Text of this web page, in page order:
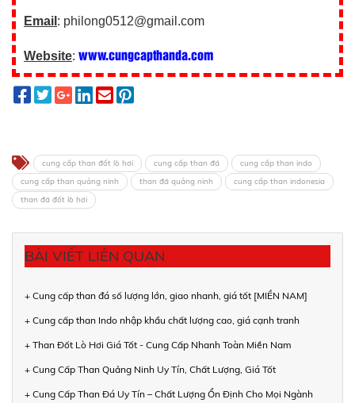
Email : philong0512@gmail.com
Website: www.cungcapthanda.com
cung cấp than đốt lò hơi cung cấp than đá
cung cấp than indo
cung cấp than quảng ninh
than đá quảng ninh
cung cấp than indonesia
than đá đốt lò hơi
BÀI VIẾT LIÊN QUAN
+ Cung cấp than đá số lượng lớn, giao nhanh, giá tốt [MIỀN NAM]
+ Cung cấp than Indo nhập khẩu chất lượng cao, giá cạnh tranh
+ Than Đốt Lò Hơi Giá Tốt - Cung Cấp Nhanh Toàn Miền Nam
+ Cung Cấp Than Quảng Ninh Uy Tín, Chất Lượng, Giá Tốt
+ Cung Cấp Than Đá Uy Tín – Chất Lượng Ổn Định Cho Mọi Ngành